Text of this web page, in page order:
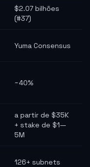
$2.07 bilhões
(#37)
Yuma Consensus
~40%
a partir de $35K
+ stake de $1—
5M
126+ subnets